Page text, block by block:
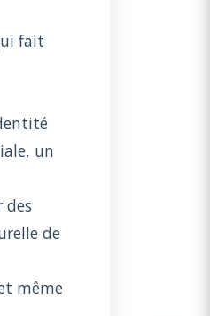
fait
un
des
de
même